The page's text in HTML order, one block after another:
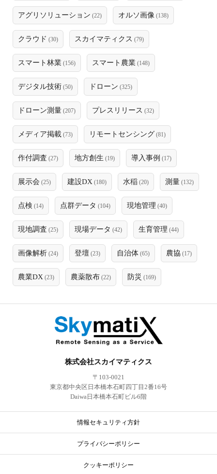
アグリソリューション (22) オルソ画像 (138)
クラウド (30) スカイマティクス (79)
スマート林業 (156) スマート農業 (148)
デジタル技術 (50) ドローン (325)
ドローン測量 (207) プレスリリース (32)
メディア掲載 (73) リモートセンシング (81)
作付調査 (27) 地方創生 (19) 導入事例 (17)
展示会 (25) 建設DX (180) 水稲 (20) 測量 (132)
点検 (14) 点群データ (104) 現地管理 (40)
現地調査 (25) 現場データ (42) 生育管理 (44)
画像解析 (24) 登壇 (23) 自治体 (65) 農協 (17)
農業DX (23) 農薬散布 (22) 防災 (169)
株式会社スカイマティクス
〒103-0021
東京都中央区日本橋本石町四丁目2番16号
Daiwa日本橋本石町ビル6階
情報セキュリティ方針
プライバシーポリシー
クッキーポリシー